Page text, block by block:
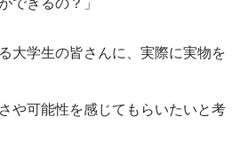
大学生の皆さんに、実際に実物を
や可能性を感じてもらいたいと考